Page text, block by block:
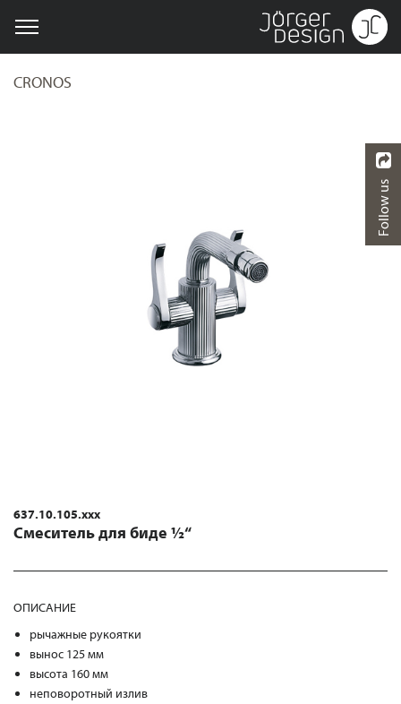
CRONOS
637.10.105.xxx
Смеситель для биде ½“
ОПИСАНИЕ
рычажные рукоятки
вынос 125 мм
высота 160 мм
неповоротный излив
Follow us